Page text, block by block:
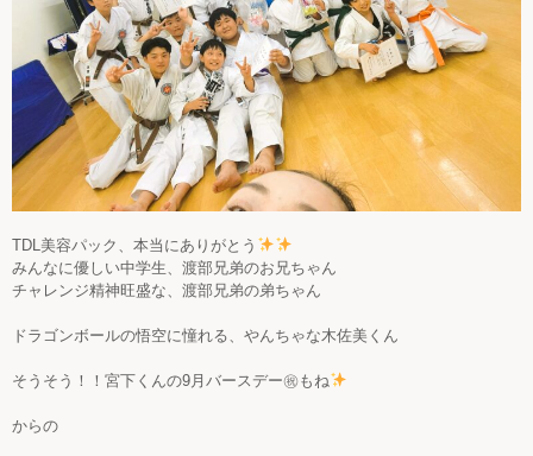
TDL美容パック、本当にありがとう
みんなに優しい中学生、渡部兄弟のお兄ちゃん
チャレンジ精神旺盛な、渡部兄弟の弟ちゃん
ドラゴンボールの悟空に憧れる、やんちゃな木佐美くん
そうそう！！宮下くんの9月バースデー㊗もね
からの